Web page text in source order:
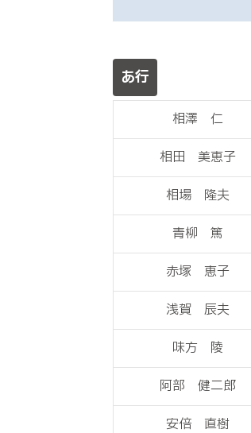
あ行
相澤 仁
相田 美恵子
相場 隆夫
青柳 篤
赤塚 恵子
浅賀 辰夫
味方 陵
阿部 健二郎
安倍 直樹